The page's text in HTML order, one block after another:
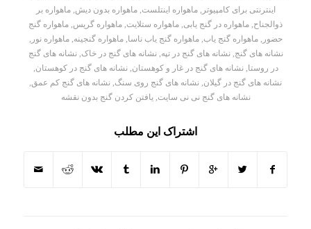
اینترنتی برای کامپیوتر ,ماهواره اینتلست,ماهواره بدون دیش,ماهواره بر
ذوالجناح, ماهواره در گنج یابی, ماهواره ستلایت, ماهواره گریس, ماهواره گنج
حضور ,ماهواره گنج یاب,ماهواره گنج یاب ناسا,ماهواره گنجینه,ماهواره نور ,
نشانه های گنج,نشانه های گنج در تپه,نشانه های گنج در خاک,نشانه های گنج
در روستا,نشانه های گنج در غار و کوهستان,نشانه های گنج در کوهستان,
نشانه های گنج در گیلان, نشانه های گنج روی سنگ, نشانه های گنج کم عمق,
نشانه های گنج نی نی سایت,یافتن کردن گنج بدون نقشه
اشتراک این مطلب